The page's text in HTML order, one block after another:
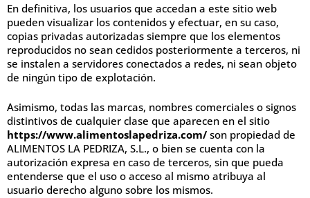
En definitiva, los usuarios que accedan a este sitio web
pueden visualizar los contenidos y efectuar, en su caso,
copias privadas autorizadas siempre que los elementos
reproducidos no sean cedidos posteriormente a terceros, ni
se instalen a servidores conectados a redes, ni sean objeto
de ningún tipo de explotación.
Asimismo, todas las marcas, nombres comerciales o signos
distintivos de cualquier clase que aparecen en el sitio
https://www.alimentoslapedriza.com/ son propiedad de
ALIMENTOS LA PEDRIZA, S.L., o bien se cuenta con la
autorización expresa en caso de terceros, sin que pueda
entenderse que el uso o acceso al mismo atribuya al
usuario derecho alguno sobre los mismos.